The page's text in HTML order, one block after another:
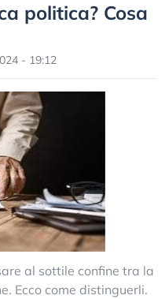
politica? Cosa
- 19:12
al sottile confine tra la
Ecco come distinguerli.